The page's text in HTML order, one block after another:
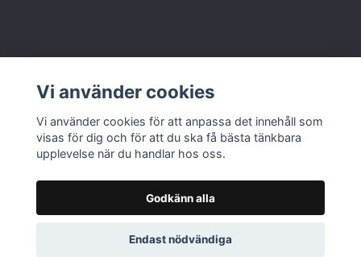
Läs mer
© 2026 Nolbox AB
Vi använder cookies
Vi använder cookies för att anpassa det innehåll som
visas för dig och för att du ska få bästa tänkbara
upplevelse när du handlar hos oss.
Godkänn alla
Endast nödvändiga